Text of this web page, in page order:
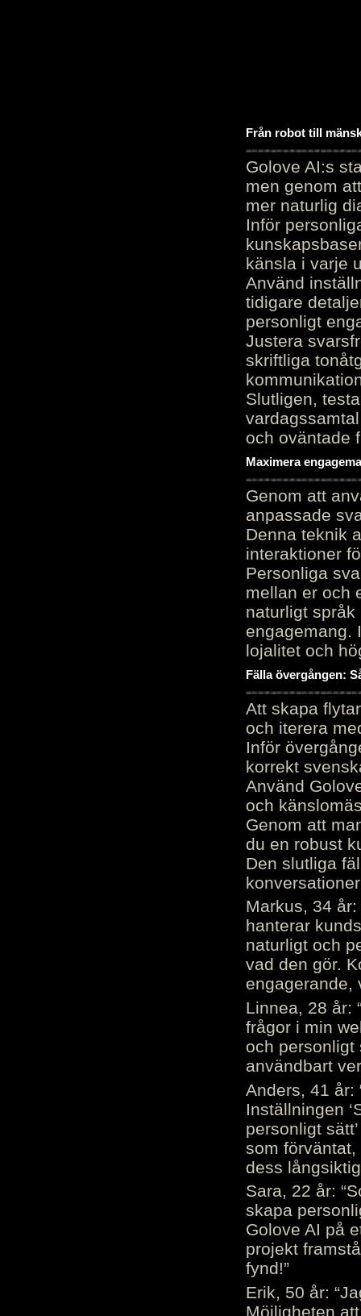
Från robot till
Golove AI:s
men genom
mer naturlig
Inför
känsla i varje
Använd
tidigare
personligt
Justera
skriftliga
Slutligen,
och oväntade
Maximera
Genom att
anpassade
Denna teknik
interaktioner
Personliga
mellan er och
naturligt
engagemang.
lojalitet och
Fälla övergången:
Att skapa
och iterera
Inför
korrekt
Använd
och
Genom att
du en robust
Den slutliga
Markus, 34
hanterar
naturligt och
vad den gör.
engagerande,
Linnea, 28 år:
frågor i min
och personligt
användbart
Anders, 41 år:
Inställningen
personligt
som
dess
Sara, 22 år:
skapa
Golove AI på
projekt
fynd!”
Erik, 50 år:
Möjligheten